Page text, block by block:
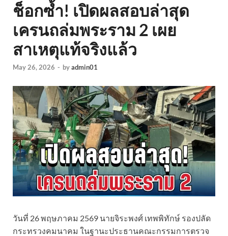
ช็อกซ้ำ! เปิดผลสอบล่าสุด
เครนถล่มพระราม 2 เผย
สาเหตุแท้จริงแล้ว
May 26, 2026 - byadmin01
วันที่ 26 พฤษภาคม 2569 นายจิระพงศ์ เทพพิทักษ์ รองปลัด
กระทรวงคมนาคม ในฐานะประธานคณะกรรมการตรวจ